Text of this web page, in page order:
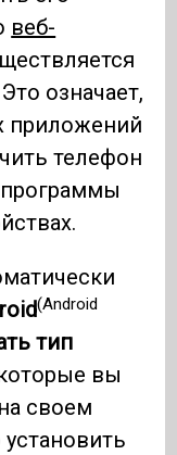
веб-
Это означает,
приложений
телефон
(Android
тип
вы
своем